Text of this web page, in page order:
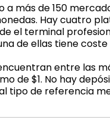
a más de 150
Hay cuatro
el terminal
de ellas tiene
entre las
de $1. No hay
tipo de referencia